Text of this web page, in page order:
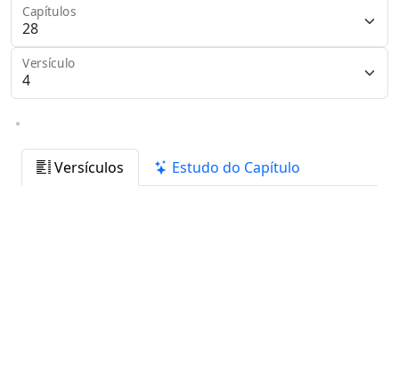
Capítulos
Versículo
Versículos Estudo do Capítulo